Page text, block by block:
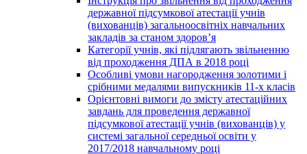
державної підсумкової атестації учнів
(вихованців) загальноосвітніх навчальних
закладів за станом здоров’я
Категорії учнів, які підлягають звільненню
від проходження ДПА в 2018 році
Особливі умови нагородження золотими і
срібними медалями випускників 11-х класів
Орієнтовні вимоги до змісту атестаційних
завдань для проведення державної
підсумкової атестації учнів (вихованців) у
системі загальної середньої освіти у
2017/2018 навчальному році